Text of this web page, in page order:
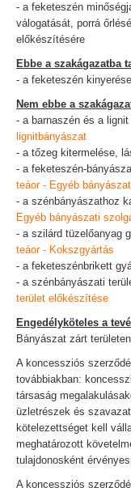
IRODÁK
- a feketeszén
válogatását, porrá
előkészítésére
Ebbe a szakágazatba
- a feketeszén
Nem ebbe a
- a barnaszén és a
lignitbányászat
- a tőzeg kitermelése,
- a feketeszén-
teáor - Egyéb
- a szénbányászathoz
Egyéb bányászati
- a szilárd tüzelőanyag
teáor - Kokszgyártás
- a feketeszénbrikett
- a szénbányászati
terület előkészítése
Engedélyköteles a
Bányászat zárt
A koncessziós
továbbiakban:
társaság
üzletrészek és
kötelezettséget kell
meghatározott
tulajdonosként
A koncessziós